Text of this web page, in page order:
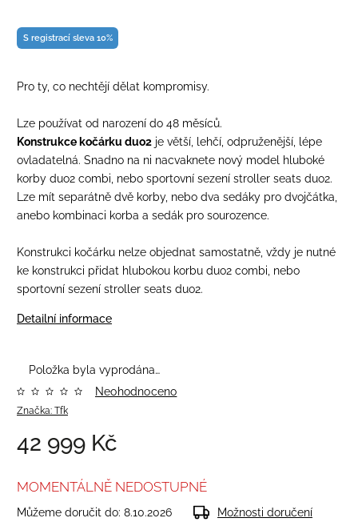
S registrací sleva 10%
Pro ty, co nechtějí dělat kompromisy.
Lze používat od narození do 48 měsíců.
Konstrukce kočárku duo2 je větší, lehčí, odpruženější, lépe
ovladatelná. Snadno na ni nacvaknete nový model hluboké
korby duo2 combi, nebo sportovní sezení stroller seats duo2.
Lze mít separátně dvě korby, nebo dva sedáky pro dvojčátka,
anebo kombinaci korba a sedák pro sourozence.
Konstrukci kočárku nelze objednat samostatně, vždy je nutné
ke konstrukci přidat hlubokou korbu duo2 combi, nebo
sportovní sezení stroller seats duo2.
Detailní informace
Položka byla vyprodána…
Značka: Tfk
Neohodnoceno
42 999 Kč
MOMENTÁLNĚ NEDOSTUPNÉ
Můžeme doručit do: 8.10.2026 Možnosti doručení